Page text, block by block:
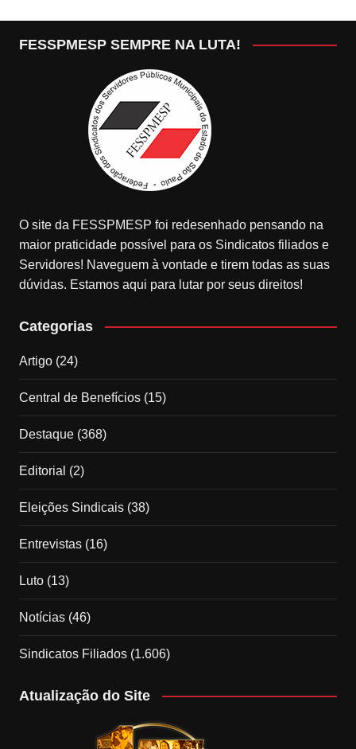
FESSPMESP SEMPRE NA LUTA!
O site da FESSPMESP foi redesenhado pensando na
maior praticidade possível para os Sindicatos filiados e
Servidores! Naveguem à vontade e tirem todas as suas
dúvidas. Estamos aqui para lutar por seus direitos!
Categorias
Artigo(24)
Central de Benefícios(15)
Destaque(368)
Editorial (2)
Eleições Sindicais(38)
Entrevistas(16)
Luto(13)
Notícias(46)
Sindicatos Filiados(1.606)
Atualização do Site